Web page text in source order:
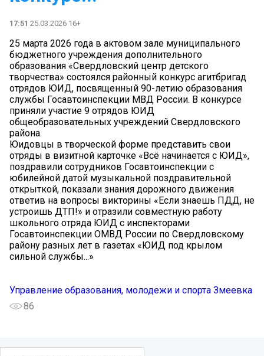
17:51 25.03.2026 16+
25 марта 2026 года в актовом зале муниципального
бюджетного учреждения дополнительного
образования «Свердловский центр детского
творчества» состоялся районный конкурс агитбригад
отрядов ЮИД, посвященный 90-летию образования
службы Госавтоинспекции МВД России. В конкурсе
приняли участие 9 отрядов ЮИД
общеобразовательных учреждений Свердловского
района.
Юидовцы в творческой форме представить свои
отряды в визитной карточке «Всё начинается с ЮИД»,
поздравили сотрудников Госавтоинспекции с
юбилейной датой музыкальной поздравительной
открыткой, показали знания дорожного движения
ответив на вопросы викторины «Если знаешь ПДД, не
устроишь ДТП!» и отразили совместную работу
школьного отряда ЮИД с инспекторами
Госавтоинспекции ОМВД России по Свердловскому
району разных лет в газетах «ЮИД под крылом
сильной службы...»
Управление образования, молодежи и спорта Змеевка
86